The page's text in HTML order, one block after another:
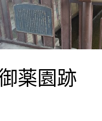
園跡 白